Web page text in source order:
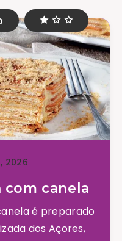
2026
canela
é preparado
dos Açores,